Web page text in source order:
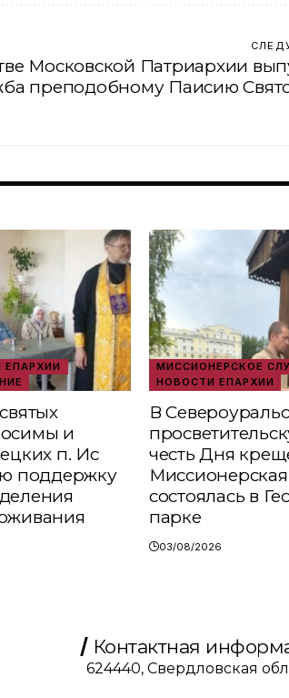
Московской Патриархии
преподобному Паисию
и
п. Ис
поддержку
МИССИОНЕРСКОЕ
НОВОСТИ ЕПАРХИИ
В
честь Дня
Миссионерская
состоялась в
парке
03/08/2026
Контактная
624440, Свердловская